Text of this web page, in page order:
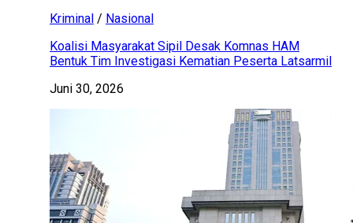
Kriminal / Nasional
Koalisi Masyarakat Sipil Desak Komnas HAM
Bentuk Tim Investigasi Kematian Peserta Latsarmil
Juni 30, 2026